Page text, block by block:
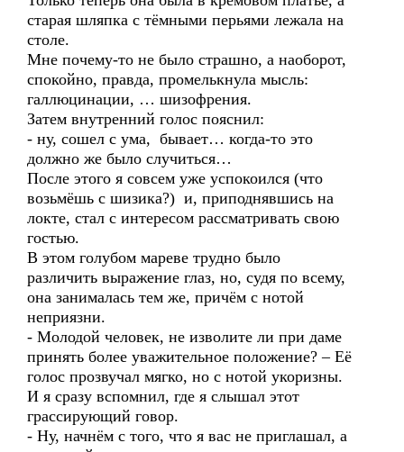
старая шляпка с тёмными перьями лежала на
столе.
Мне почему-то не было страшно, а наоборот,
спокойно, правда, промелькнула мысль:
галлюцинации, … шизофрения.
Затем внутренний голос пояснил:
- ну, сошел с ума, бывает… когда-то это
должно же было случиться…
После этого я совсем уже успокоился (что
возьмёшь с шизика?) и, приподнявшись на
локте, стал с интересом рассматривать свою
гостью.
В этом голубом мареве трудно было
различить выражение глаз, но, судя по всему,
она занималась тем же, причём с нотой
неприязни.
- Молодой человек, не изволите ли при даме
принять более уважительное положение? – Её
голос прозвучал мягко, но с нотой укоризны.
И я сразу вспомнил, где я слышал этот
грассирующий говор.
- Ну, начнём с того, что я вас не приглашал, а